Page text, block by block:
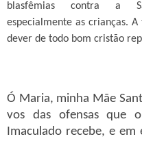
blasfêmias contra a
especialmente as crianças.
dever de todo bom cristão
Ó Maria, minha Mãe
vos das ofensas que
Imaculado recebe, e em